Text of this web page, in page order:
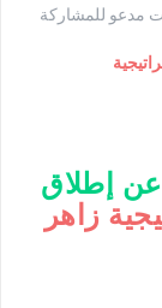
مدعو للمشاركة
عن إطلاق
زاهر